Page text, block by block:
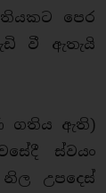
පෙර
වී ඇතැයි
ගතිය ඇති)
ස්වයං
උපදෙස්